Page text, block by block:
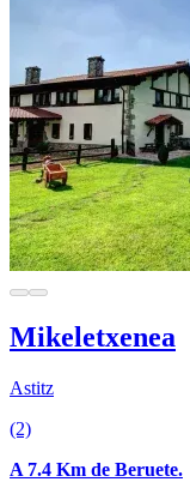
Mikeletxenea
Astitz
(2)
A 7.4 Km de Beruete.